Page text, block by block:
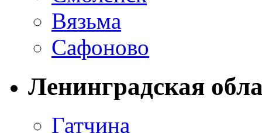
Вязьма
Сафоново
Ленинградская
Гатчина